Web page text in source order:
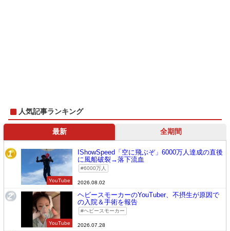
人気記事ランキング
最新 全期間
1
YouTube
IShowSpeed「空に飛ぶぞ」6000万人達成の直後
に風船破裂→落下流血
6000万人
2026.08.02
2
YouTube
ヘビースモーカーのYouTuber、不摂生が原因で
の入院＆手術を報告
ヘビースモーカー
2026.07.28